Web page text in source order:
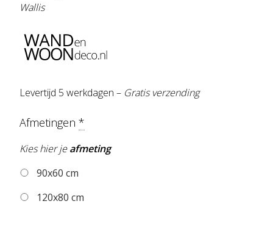
Wallis
Levertijd 5 werkdagen – Gratis verzending
Afmetingen *
Kies hier jeafmeting
90x60 cm
120x80 cm